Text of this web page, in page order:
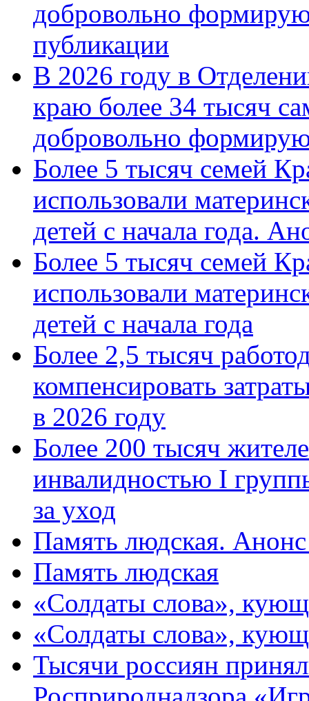
добровольно
публикации
В 2026 году в
краю более 34 тысяч
добровольно
Более 5 тысяч семей
использовали
детей с начала года.
Более 5 тысяч семей
использовали
детей с начала года
Более 2,5 тысяч
компенсировать
в 2026 году
Более 200 тысяч
инвалидностью I
за уход
Память людская.
Память людская
«Солдаты слова»,
«Солдаты слова»,
Тысячи россиян